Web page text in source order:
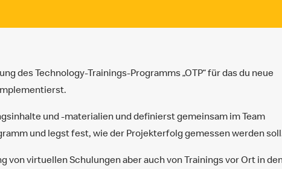
des Technology-Trainings-Programms „OTP“ für das du neue
und -materialien und definierst gemeinsam im Team
und legst fest, wie der Projekterfolg gemessen werden
von virtuellen Schulungen aber auch von Trainings vor Ort in